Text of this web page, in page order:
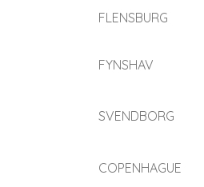
FLENSBURG
FYNSHAV
SVENDBORG
COPENHAGUE